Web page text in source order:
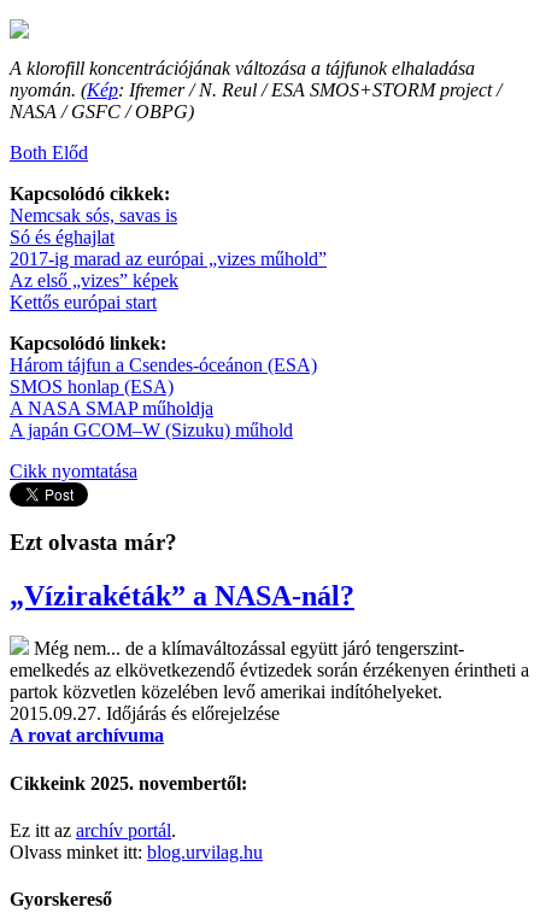
A klorofill koncentrációjának változása a tájfunok elhaladása
nyomán. (Kép: Ifremer / N. Reul / ESA SMOS+STORM project /
NASA / GSFC / OBPG)
Both Előd
Kapcsolódó cikkek:
Nemcsak sós, savas is
Só és éghajlat
2017-ig marad az európai „vizes műhold”
Az első „vizes” képek
Kettős európai start
Kapcsolódó linkek:
Három tájfun a Csendes-óceánon (ESA)
SMOS honlap (ESA)
A NASA SMAP műholdja
A japán GCOM–W (Sizuku) műhold
Cikk nyomtatása
Ezt olvasta már?
„Vízirakéták” a NASA-nál?
Még nem... de a klímaváltozással együtt járó tengerszint-
emelkedés az elkövetkezendő évtizedek során érzékenyen érintheti a
partok közvetlen közelében levő amerikai indítóhelyeket.
2015.09.27. Időjárás és előrejelzése
A rovat archívuma
Cikkeink 2025. novembertől:
Ez itt az archív portál.
Olvass minket itt: blog.urvilag.hu
Gyorskereső